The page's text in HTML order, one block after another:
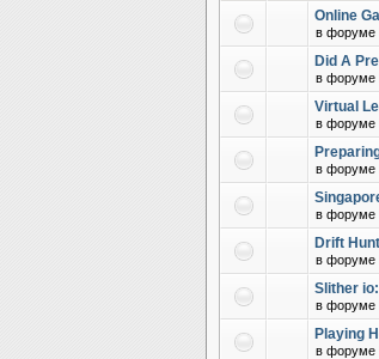
Online
в форуме
Did A
в форуме
Virtual
в форуме
в форуме
в форуме
Drift
в форуме
Slither
в форуме
Playing
в форуме